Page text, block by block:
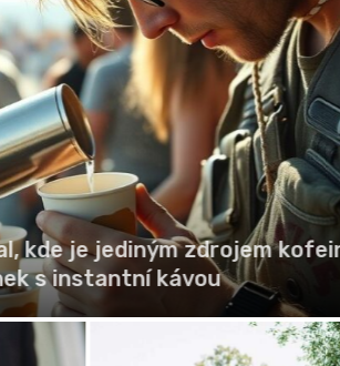
je jediným zdrojem kofeinu
s instantní kávou